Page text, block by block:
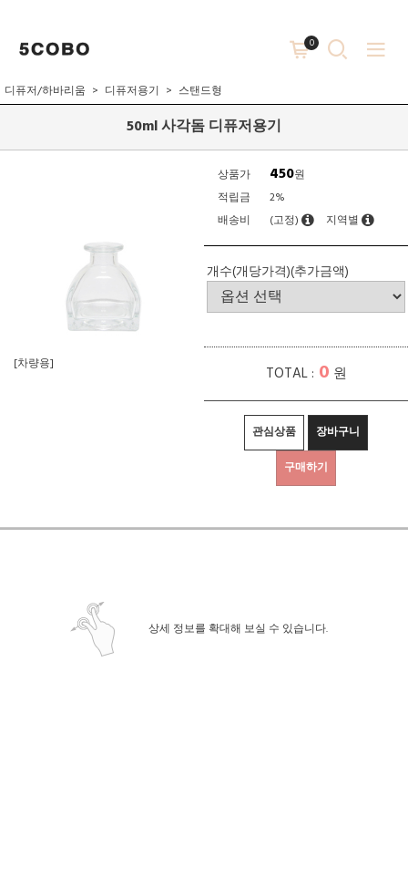
0
디퓨저/하바리움 디퓨저용기 스탠드형
50ml 사각돔 디퓨저용기
[차량용]
상품가 450원
적립금
2%
배송비
(고정) 지역별
개수(개당가격)(추가금액)
TOTAL : 0 원
관심상품
장바구니
구매하기
상세 정보를 확대해 보실 수 있습니다.